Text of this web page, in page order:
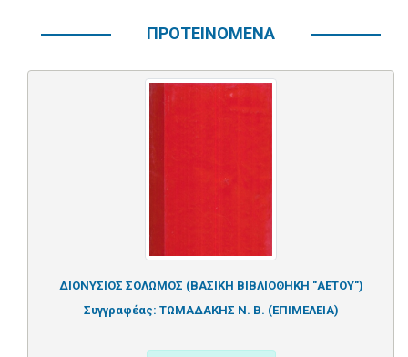
ΠΡΟΤΕΙΝΟΜΕΝΑ
ΔΙΟΝΥΣΙΟΣ ΣΟΛΩΜΟΣ (ΒΑΣΙΚΗ ΒΙΒΛΙΟΘΗΚΗ "ΑΕΤΟΥ")
Συγγραφέας: ΤΩΜΑΔΑΚΗΣ Ν. Β. (ΕΠΙΜΕΛΕΙΑ)